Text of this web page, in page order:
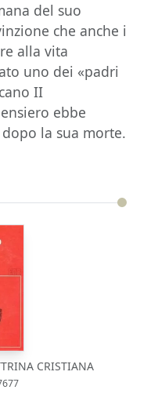
del suo
che anche i
alla vita
uno dei «padri
II
ebbe
la sua morte.
CRISTIANA